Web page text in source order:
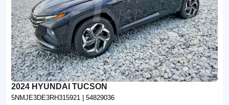
2024 HYUNDAI TUCSON
5NMJE3DE3RH315921 | 54829036